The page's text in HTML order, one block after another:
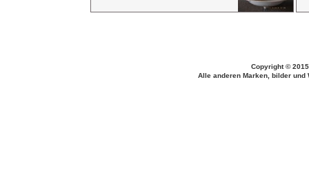
Copyright ©
Alle anderen Marken, bilder und